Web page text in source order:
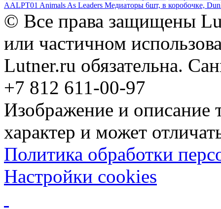
AALPT01 Animals As Leaders Медиаторы 6шт, в коробочке,
© Все права защищены
или частичном
Lutner.ru обязательна.
+7 812 611-00-97
Изображение и описание
характер и может
Политика обработки
Настройки cookies